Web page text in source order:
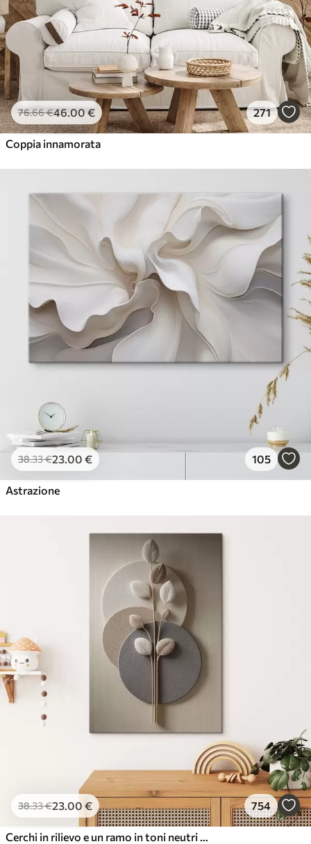
76.66€46.00 € 271
Coppia innamorata
38.33€23.00 € 105
Astrazione
38.33€23.00 € 754
Cerchi in rilievo e un ramo in toni neutri caldi